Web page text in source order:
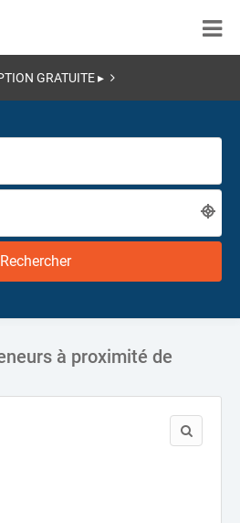
GRATUITE ▸
Rechercher
à proximité de